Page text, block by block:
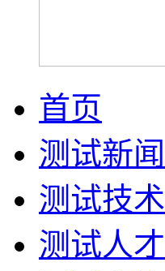
首页
测试新闻
测试技术
测试人才